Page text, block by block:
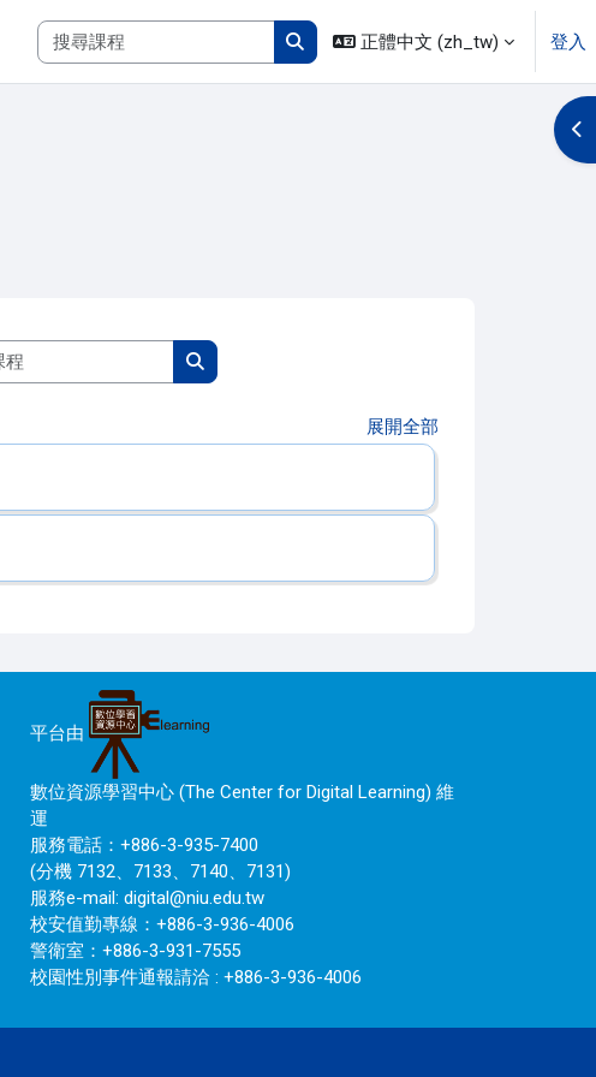
搜尋課程
搜尋課程
正體中文 ‎(zh_tw)‎ 登入
開
搜尋課程
搜尋課程
展開全部
平台由
數位資源學習中心 (The Center for Digital Learning) 維
運
服務電話：+886-3-935-7400
(分機 7132、7133、7140、7131)
服務e-mail:digital@niu.edu.tw
校安值勤專線：+886-3-936-4006
警衛室：+886-3-931-7555
校園性別事件通報請洽 : +886-3-936-4006